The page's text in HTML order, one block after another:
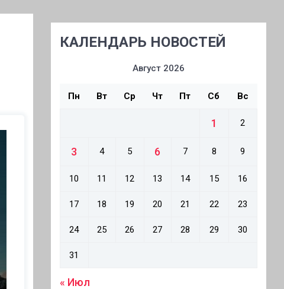
КАЛЕНДАРЬ НОВОСТЕЙ
Август 2026
Пн Вт Ср Чт Пт Сб Вс
1 2
3 4 5 6 7 8 9
10 11 12 13 14 15 16
17 18 19 20 21 22 23
24 25 26 27 28 29 30
31
« Июл